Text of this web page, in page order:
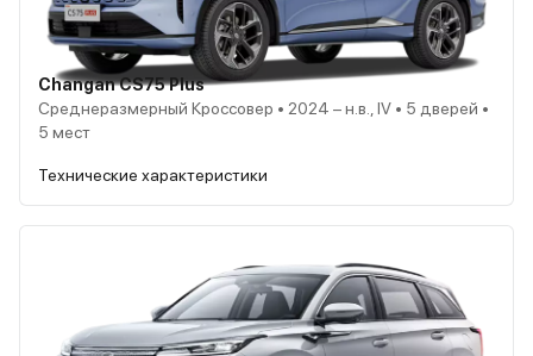
Changan CS75 Plus
Среднеразмерный Кроссовер • 2024 – н.в., IV • 5 дверей •
5 мест
Технические характеристики